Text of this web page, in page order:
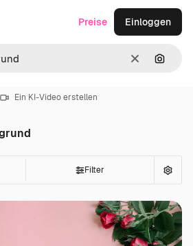
LöschenNach
Preise Einloggen
Ein KI-Video erstellen
Filter